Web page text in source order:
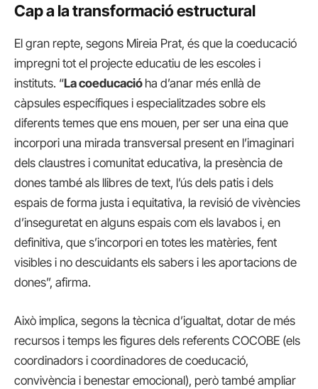
Cap a la transformació estructural
El gran repte, segons Mireia Prat, és que la coeducació
impregni tot el projecte educatiu de les escoles i
instituts. “La coeducació ha d’anar més enllà de
càpsules específiques i especialitzades sobre els
diferents temes que ens mouen, per ser una eina que
incorpori una mirada transversal present en l’imaginari
dels claustres i comunitat educativa, la presència de
dones també als llibres de text, l’ús dels patis i dels
espais de forma justa i equitativa, la revisió de vivències
d’inseguretat en alguns espais com els lavabos i, en
definitiva, que s’incorpori en totes les matèries, fent
visibles i no descuidants els sabers i les aportacions de
dones”, afirma.
Això implica, segons la tècnica d’igualtat, dotar de més
recursos i temps les figures dels referents COCOBE (els
coordinadors i coordinadores de coeducació,
convivència i benestar emocional), però també ampliar